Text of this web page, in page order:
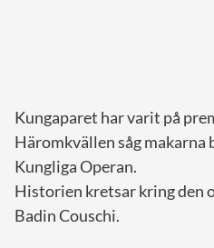
Kungaparet har varit på
Häromkvällen såg makarna
Kungliga Operan.
Historien kretsar kring den
Badin Couschi.